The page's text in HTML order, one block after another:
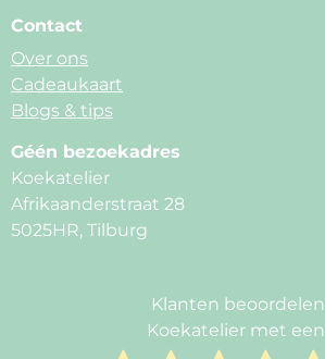
Contact
Over ons
Cadeaukaart
Blogs & tips
Géén bezoekadres
Koekatelier
Afrikaanderstraat 28
5025HR, Tilburg
Klanten beoordelen
Koekatelier met een